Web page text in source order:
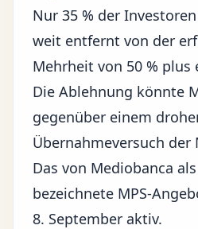
Nur 35 % der
weit entfernt von der
Mehrheit von 50 % plus
Die Ablehnung könnte
gegenüber einem
Übernahmeversuch der
Das von Mediobanca
bezeichnete MPS-
8. September aktiv.